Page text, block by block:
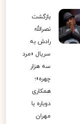
بازگشت
نصرالله
رادش به
سریال «مرد
سه هزار
چهره»؛
همکاری
دوباره با
مهران